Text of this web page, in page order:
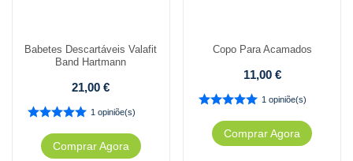
Babetes Descartáveis Valafit
Band Hartmann
21,00€
1 opiniõe(s)
Comprar Agora
Copo Para Acamados
11,00 €
1 opiniõe(s)
Comprar Agora